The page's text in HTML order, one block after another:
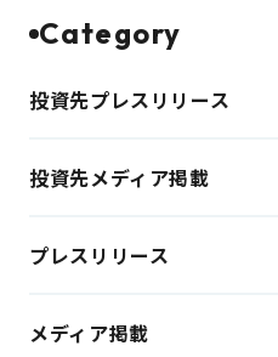
Category
投資先プレスリリース
投資先メディア掲載
プレスリリース
メディア掲載